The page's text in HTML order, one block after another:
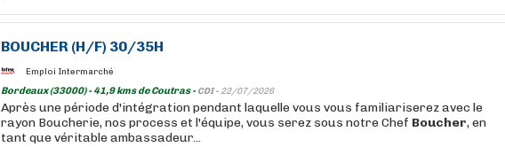
BOUCHER (H/F) 30/35H
Emploi Intermarché
Bordeaux (33000) - 41,9 kms de Coutras -CDI - 22/07/2026
Après une période d'intégration pendant laquelle vous vous familiariserez avec le
rayon Boucherie, nos process et l'équipe, vous serez sous notre Chef Boucher, en
tant que véritable ambassadeur...